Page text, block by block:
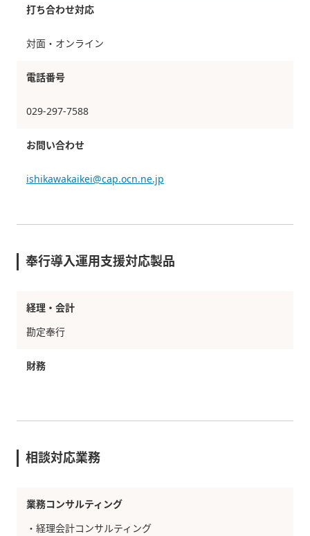
打ち合わせ対応
対面・オンライン
電話番号
029-297-7588
お問い合わせ
ishikawakaikei@cap.ocn.ne.jp
奉行導入運用支援対応製品
経理・会計
勘定奉行
財務
相談対応業務
業務コンサルティング
・経理会計コンサルティング